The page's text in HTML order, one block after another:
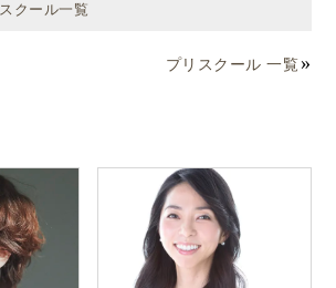
クール一覧
プリスクール 一覧